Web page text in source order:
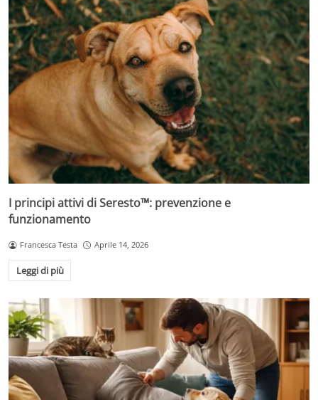
I principi attivi di Seresto™: prevenzione e
funzionamento
Francesca Testa Aprile 14, 2026
Leggi di più